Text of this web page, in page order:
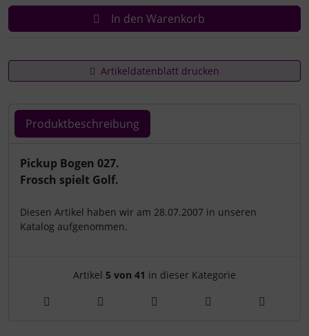
In den Warenkorb
Artikeldatenblatt drucken
Produktbeschreibung
Produktbeschreibung
Pickup Bogen 027.
Frosch spielt Golf.
Diesen Artikel haben wir am 28.07.2007 in unseren
Katalog aufgenommen.
Artikelnavigation innerhalb
Artikel 5 von 41 in dieser Kategorie